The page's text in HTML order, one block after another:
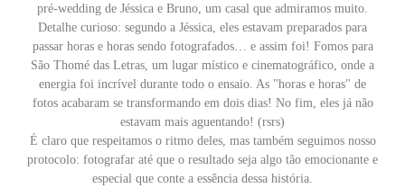
pré-wedding de Jéssica e Bruno, um casal que admiramos muito.
Detalhe curioso: segundo a Jéssica, eles estavam preparados para
passar horas e horas sendo fotografados… e assim foi! Fomos para
São Thomé das Letras, um lugar místico e cinematográfico, onde a
energia foi incrível durante todo o ensaio. As "horas e horas" de
fotos acabaram se transformando em dois dias! No fim, eles já não
estavam mais aguentando! (rsrs)
É claro que respeitamos o ritmo deles, mas também seguimos nosso
protocolo: fotografar até que o resultado seja algo tão emocionante e
especial que conte a essência dessa história.